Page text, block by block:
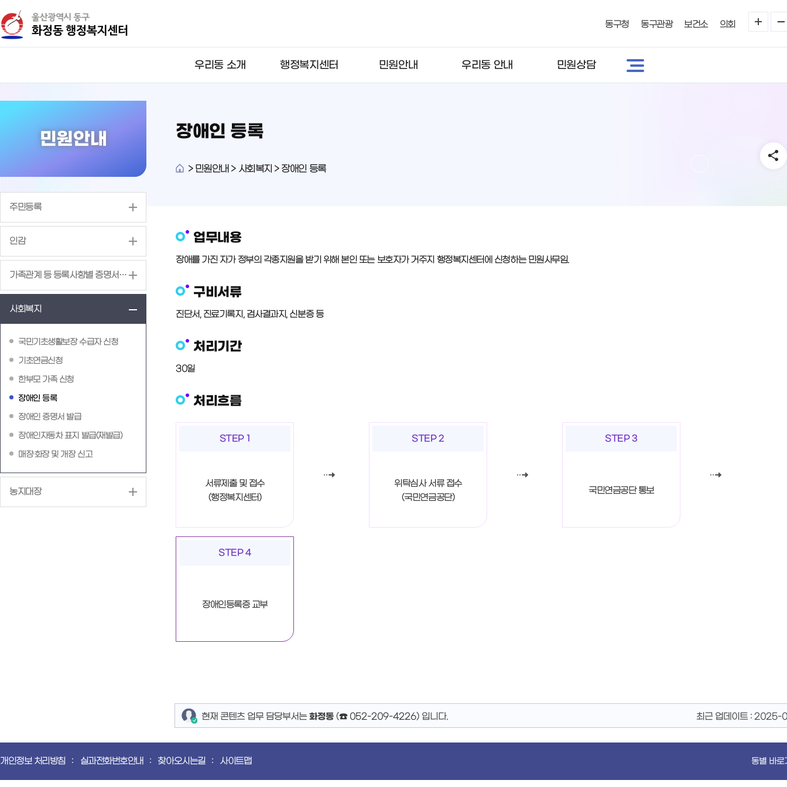
바
로
가
로
가
기
동구청 동구관광 보건소 의회
우리동 소개 행정복지센터 민원안내 우리동 안내 민원상담
민원안내
주민등록
인감
가족관계 등 등록사항별 증명서 발급
사회복지
국민기초생활보장 수급자 신청
기초연금신청
한부모 가족 신청
장애인 등록
장애인 증명서 발급
장애인자동차 표지 발급(재발급)
매장·화장 및 개장 신고
농지대장
장애인 등록
>민원안내 > 사회복지 > 장애인 등록
업무내용
장애를 가진 자가 정부의 각종지원을 받기 위해 본인 또는 보호자가 거주지 행정복지센터에 신청하는 민원사무임.
구비서류
진단서, 진료기록지, 검사결과지, 신분증 등
처리기간
30일
처리흐름
STEP 1
서류제출 및 접수
(행정복지센터)
STEP 2
위탁심사 서류 접수
(국민연금공단)
STEP 3
국민연금공단 통보
STEP 4
장애인등록증 교부
현재 콘텐츠 업무 담당부서는 화정동 (☎ 052-209-4226) 입니다. 최근 업데이트 : 2025-
개인정보 처리방침 실과전화번호안내 찾아오시는길 사이트맵 동별 바로